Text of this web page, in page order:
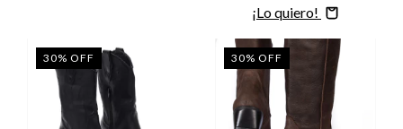
Comprar
30% OFF 30% OFF